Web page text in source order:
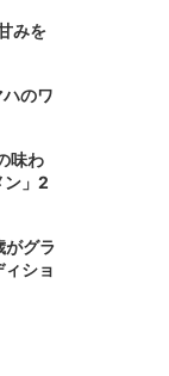
みを
のワ
味わ
」2
グラ
ショ